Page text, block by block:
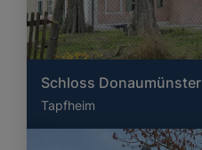
Schloss Donaumünster
Tapfheim